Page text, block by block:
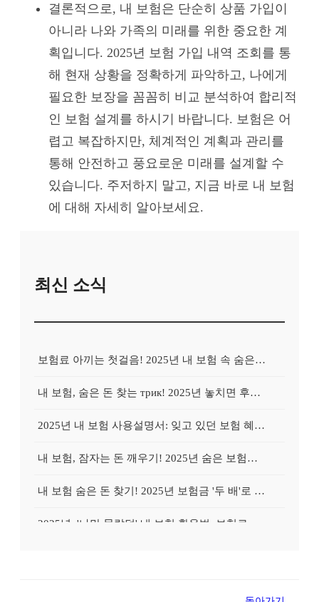
결론적으로, 내 보험은 단순히 상품 가입이
아니라 나와 가족의 미래를 위한 중요한 계
획입니다. 2025년 보험 가입 내역 조회를 통
해 현재 상황을 정확하게 파악하고, 나에게
필요한 보장을 꼼꼼히 비교 분석하여 합리적
인 보험 설계를 하시기 바랍니다. 보험은 어
렵고 복잡하지만, 체계적인 계획과 관리를
통해 안전하고 풍요로운 미래를 설계할 수
있습니다. 주저하지 말고, 지금 바로 내 보험
에 대해 자세히 알아보세요.
최신 소식
보험료 아끼는 첫걸음! 2025년 내 보험 속 숨은 혜택 100% 활용법
내 보험, 숨은 돈 찾는 трик! 2025년 놓치면 후회할 보험금 찾기
2025년 내 보험 사용설명서: 잊고 있던 보험 혜택, 지금 바로 확인하고 100% 활용하는 방법
내 보험, 잠자는 돈 깨우기! 2025년 숨은 보험금 찾기 긴급 가이드
내 보험 숨은 돈 찾기! 2025년 보험금 '두 배'로 돌려받는 비법